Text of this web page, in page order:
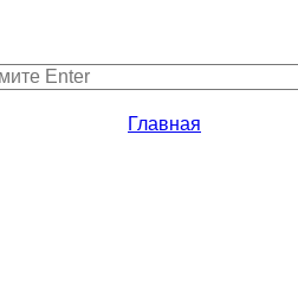
Главная